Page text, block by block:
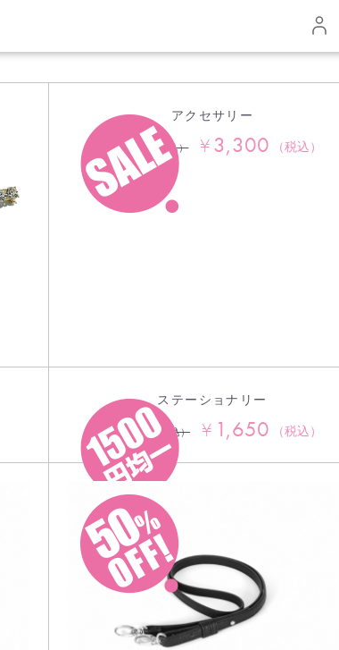
アクセサリー
¥3,850 （税込） ¥3,300 （税込）
ステーショナリー
¥3,630 （税込） ¥ 1,650 （税込）